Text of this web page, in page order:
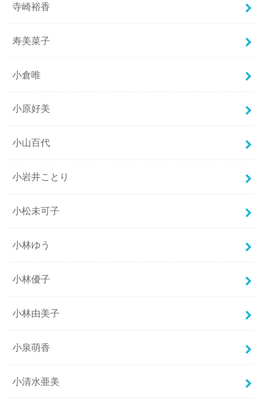
寺崎裕香
寿美菜子
小倉唯
小原好美
小山百代
小岩井ことり
小松未可子
小林ゆう
小林優子
小林由美子
小泉萌香
小清水亜美